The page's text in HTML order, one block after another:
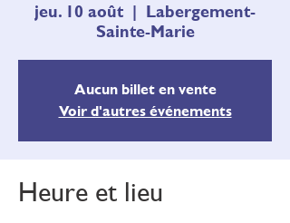
jeu. 10 août
  |
Labergement-
Sainte-Marie
Aucun billet en vente
Voir d'autres événements
Heure et lieu